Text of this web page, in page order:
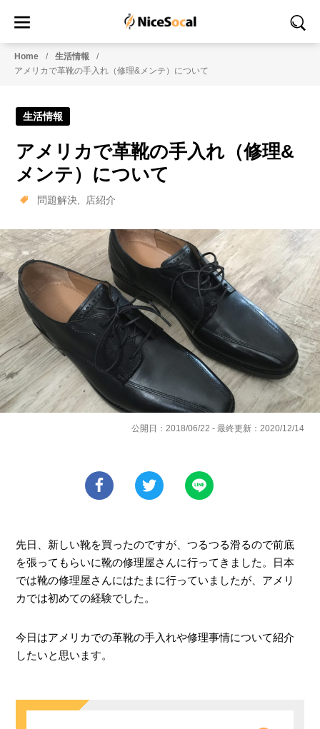
Home
生活情報
アメリカで革靴の手入れ（修理&メンテ）について
生活情報
アメリカで革靴の手入れ（修理&
メンテ）について
問題解決 店紹介
公開日：2018/06/22 - 最終更新：2020/12/14
先日、新しい靴を買ったのですが、つるつる滑るので前底
を張ってもらいに靴の修理屋さんに行ってきました。日本
では靴の修理屋さんにはたまに行っていましたが、アメリ
カでは初めての経験でした。
今日はアメリカでの革靴の手入れや修理事情について紹介
したいと思います。